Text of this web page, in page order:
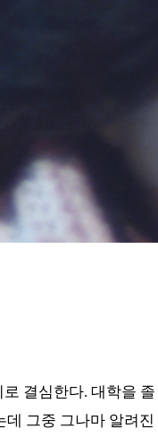
결심한다. 대학을 졸
데 그중 그나마 알려진